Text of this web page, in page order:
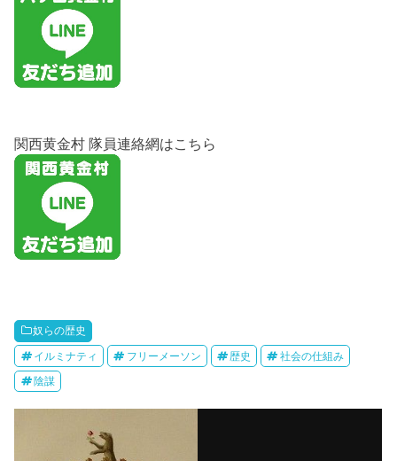
関西黄金村 隊員連絡網はこちら
奴らの歴史
イルミナティ フリーメーソン 歴史 社会の仕組み
陰謀